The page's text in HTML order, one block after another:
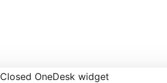
Closed OneDesk widget